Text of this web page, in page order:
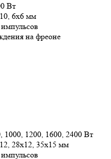
Вт
6х6 мм
на фреоне
1000, 1200, 1600, 2400 Вт
28х12, 35х15 мм